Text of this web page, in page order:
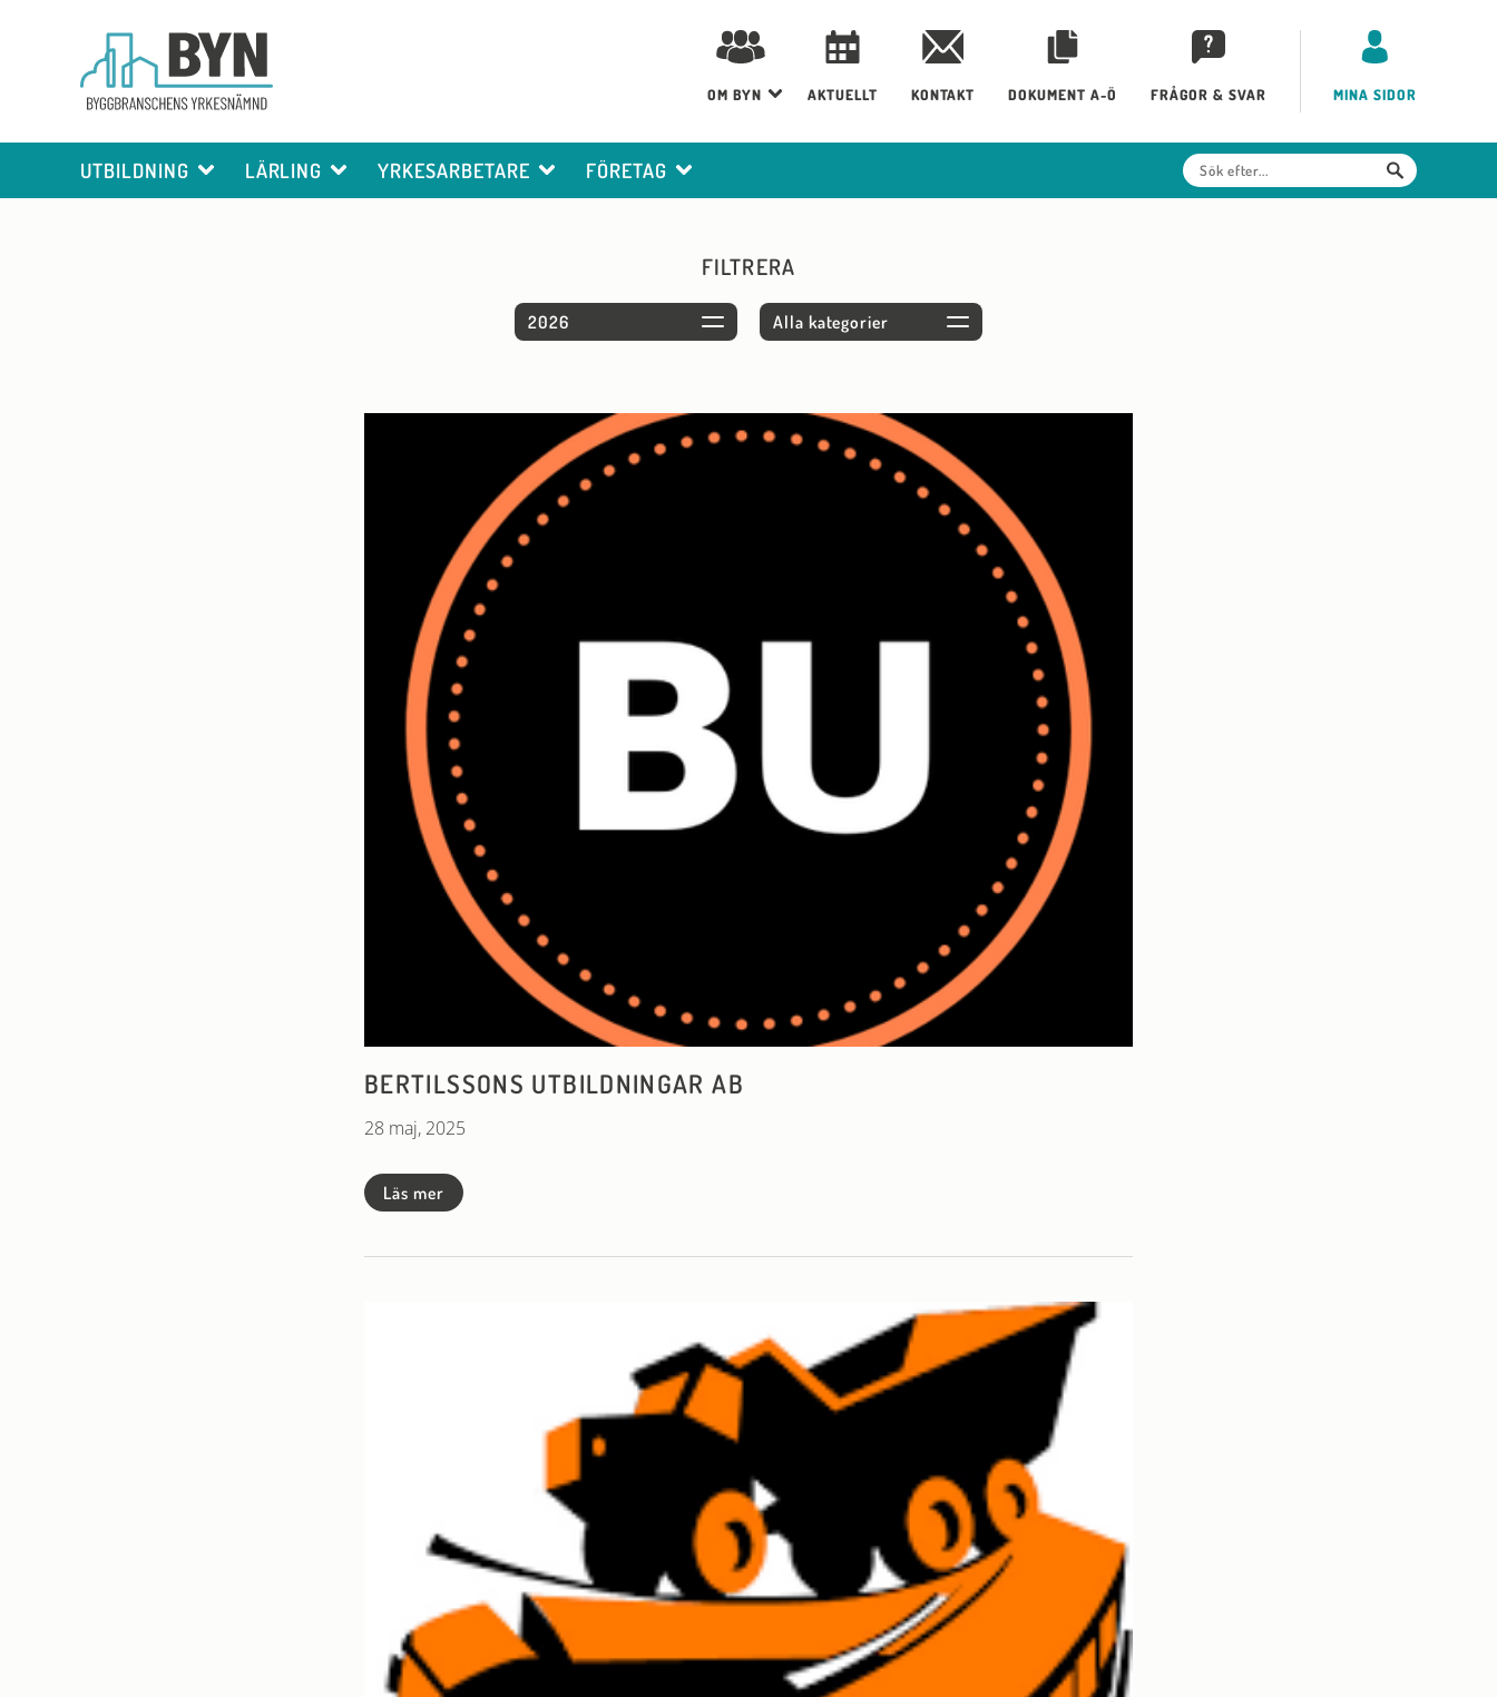
OM BYN AKTUELLT KONTAKT DOKUMENT A-Ö FRÅGOR & SVAR MINA SIDOR
UTBILDNING LÄRLING YRKESARBETARE FÖRETAG
FILTRERA
BERTILSSONS UTBILDNINGAR AB
28 maj, 2025
Läs mer